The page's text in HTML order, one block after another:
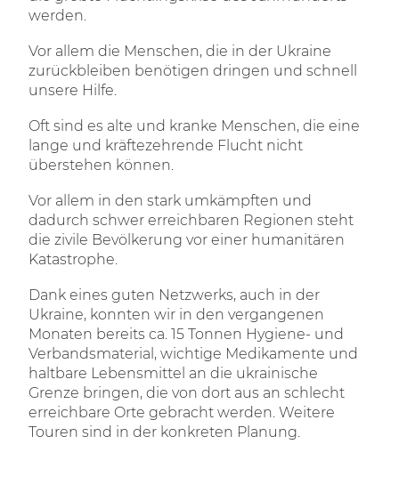
werden.
Vor allem die Menschen, die in der Ukraine
zurückbleiben benötigen dringen und schnell
unsere Hilfe.
Oft sind es alte und kranke Menschen, die eine
lange und kräftezehrende Flucht nicht
überstehen können.
Vor allem in den stark umkämpften und
dadurch schwer erreichbaren Regionen steht
die zivile Bevölkerung vor einer humanitären
Katastrophe.
Dank eines guten Netzwerks, auch in der
Ukraine, konnten wir in den vergangenen
Monaten bereits ca. 15 Tonnen Hygiene- und
Verbandsmaterial, wichtige Medikamente und
haltbare Lebensmittel an die ukrainische
Grenze bringen, die von dort aus an schlecht
erreichbare Orte gebracht werden. Weitere
Touren sind in der konkreten Planung.